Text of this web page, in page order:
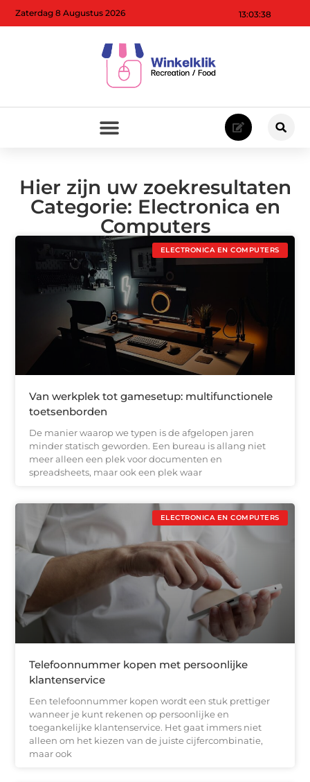
13:03:39
Zaterdag 8 Augustus 2026
Hier zijn uw zoekresultaten
Categorie: Electronica en
Computers
ELECTRONICA EN COMPUTERS
Van werkplek tot gamesetup: multifunctionele
toetsenborden
De manier waarop we typen is de afgelopen jaren
minder statisch geworden. Een bureau is allang niet
meer alleen een plek voor documenten en
spreadsheets, maar ook een plek waar
ELECTRONICA EN COMPUTERS
Telefoonnummer kopen met persoonlijke
klantenservice
Een telefoonnummer kopen wordt een stuk prettiger
wanneer je kunt rekenen op persoonlijke en
toegankelijke klantenservice. Het gaat immers niet
alleen om het kiezen van de juiste cijfercombinatie,
maar ook